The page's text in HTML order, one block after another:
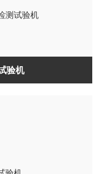
验机